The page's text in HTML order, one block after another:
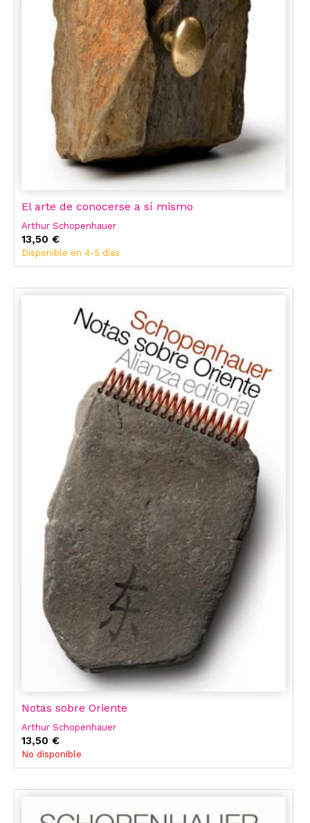
El arte de conocerse a sí mismo
Arthur Schopenhauer
13,50 €
Disponible en 4-5 días
Notas sobre Oriente
Arthur Schopenhauer
13,50 €
No disponible